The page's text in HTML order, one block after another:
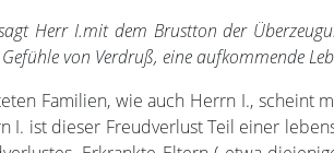
Herr I.mit dem Brustton der
von Verdruß, eine aufkommende
Familien, wie auch Herrn I., scheint
I. ist dieser Freudverlust Teil einer